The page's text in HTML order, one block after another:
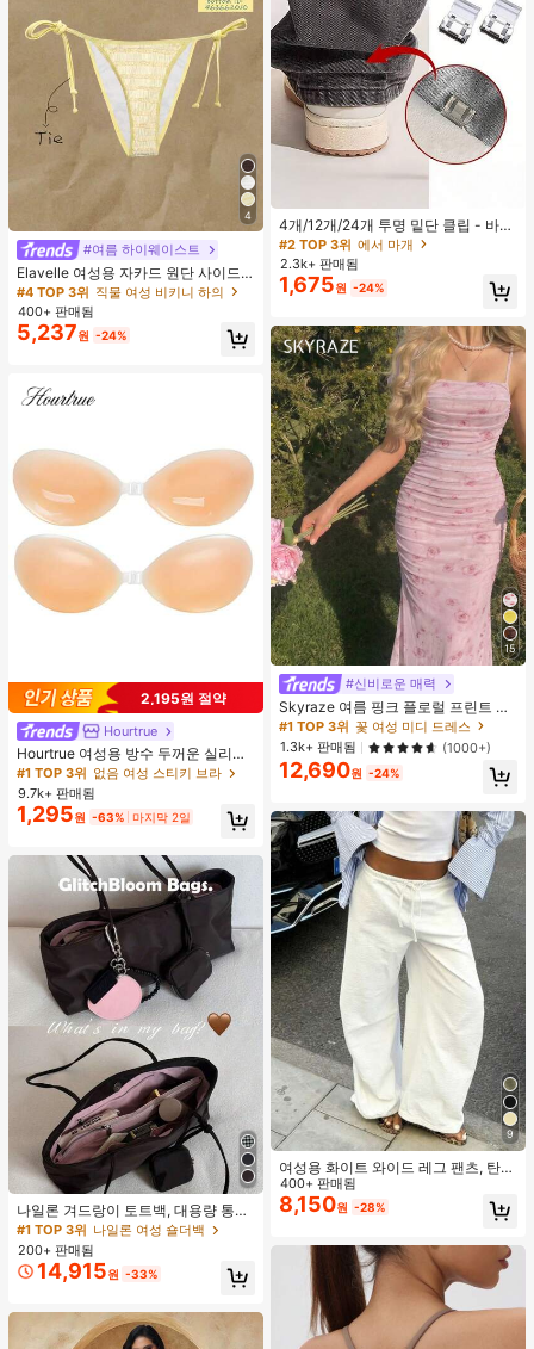
4
#여름 하이웨이스트
Elavelle 여성용 자카드 원단 사이드
타이 비키니 하의, 봄/여름
#4 TOP 3위 직물 여성 비키니 하의
400+ 판매됨
5,237원 -24%
2,195원 절약
Hourtrue
Hourtrue 여성용 방수 두꺼운 실리콘
가슴 페탈, 작은 가슴 리프트업 & 푸시
인용, 웨딩 촬영 및 들러리용
#1 TOP 3위 없음 여성 스티키 브라
9.7k+ 판매됨
1,295원 -63% 마지막 2일
나일론 겨드랑이 토트백, 대용량 통근
숄더백, 작은 메이크업 백 포함, 펜던
트 미포함, 가벼운 일상 핸드백 (펜던
트 미포함)
#1 TOP 3위 나일론 여성 숄더백
200+ 판매됨
14,915원 -33%
4개/12개/24개 투명 밑단 클립 - 바지
밑단 끌림 방지를 위한 심리스 무봉제
조절기, 의류 수선 및 깔끔한 바지 길
이 맞춤을 위한 숨겨진 밑단 조절 클립
(랜덤 색상)
#2 TOP 3위 에서 마개
2.3k+ 판매됨
1,675원 -24%
15
#신비로운 매력
Skyraze 여름 핑크 플로럴 프린트 주
름 메쉬 캐미 롱 드레스, 여름 드레스,
봄 옷
#1 TOP 3위 꽃 여성 미디 드레스
1.3k+ 판매됨
(1000+)
12,690원 -24%
9
여성용 화이트 와이드 레그 팬츠, 탄력
허리 끈, 루즈 릴랙스 핏, 가벼운 통기
성 캐주얼 바지, 여름 봄, 해변
400+ 판매됨
8,150원 -28%